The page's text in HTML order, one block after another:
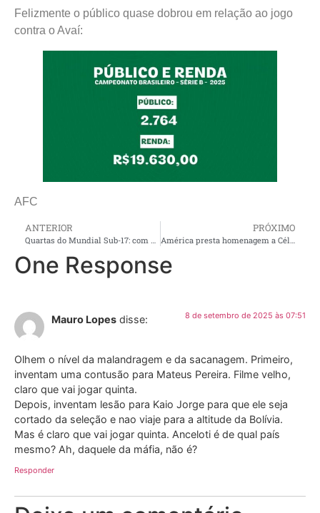
Felizmente o público quase dobrou em relação ao jogo
contra o Avaí:
AFC
ANTERIOR PRÓXIMO
One Response
Mauro Lopes disse: 8 de setembro de 2025 às 07:51
Olhem o nível da malandragem e da sacanagem. Primeiro,
inventam uma contusão para Mateus Pereira. Filme velho,
claro que vai jogar quinta.
Depois, inventam lesão para Kaio Jorge para que ele seja
cortado da seleção e nao viaje para a altitude da Bolívia.
Mas é claro que vai jogar quinta. Anceloti é de qual país
mesmo? Ah, daquele da máfia, não é?
Responder